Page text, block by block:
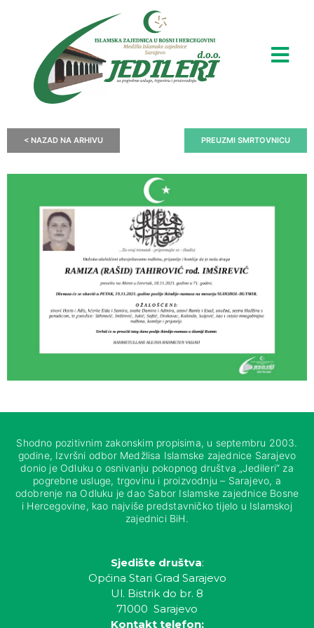
< NAZAD NA ARHIVU PREUZMI SMRTOVNICU
Shodno pozitivnim zakonskim propisima, u septembru 2003.
godine, Izvršni odbor Medžlisa Islamske zajednice Sarajevo
donio je Odluku o osnivanju pokopnog društva „Jedileri“ za
pogrebne usluge, trgovinu i proizvodnju – Sarajevo, a
odobrenje na Odluku je dao Sabor Islamske zajednice Bosne
i Hercegovine, kao najviše predstavničko tijelo u Islamskoj
zajednici BiH.
Sjedište društva:
Općina Stari Grad Sarajevo
Ul. Bistrik do br. 8
71000 Sarajevo
Kontakt telefon: